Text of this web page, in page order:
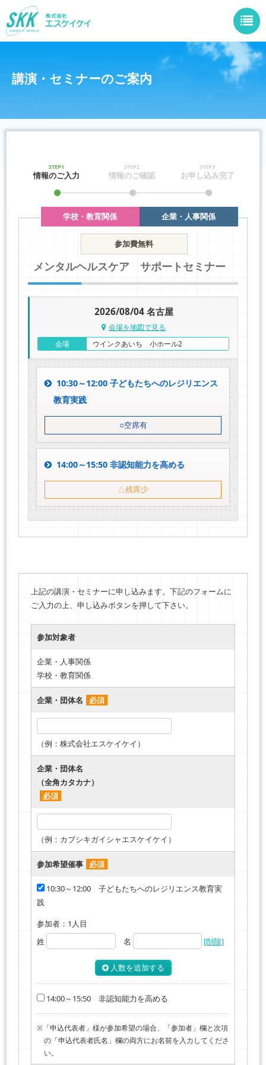
講演・セミナーのご案内
STEP1
情報のご入力
STEP2
情報のご確認
STEP3
お申し込み完了
参加費無料
企業・人事関係
学校・教育関係
メンタルヘルスケア サポートセミナー
2026/08/04 名古屋
会場を地図で見る
会場 ウインクあいち 小ホール2
10:30～12:00 子どもたちへのレジリエンス
教育実践
○空席有
14:00～15:50 非認知能力を高める
△残席少
上記の講演・セミナーに申し込みます。下記のフォームに
ご入力の上、申し込みボタンを押して下さい。
参加対象者
企業・人事関係
学校・教育関係
企業・団体名 必須
（例：株式会社エスケイケイ）
企業・団体名
（全角カタカナ）
必須
（例：カブシキガイシャエスケイケイ）
参加希望催事 必須
10:30～12:00 子どもたちへのレジリエンス教育実
践
参加者： 1 人目
姓
名 [削除]
人数を追加する
14:00～15:50 非認知能力を高める
※「申込代表者」様が参加希望の場合、「参加者」欄と次項
の「申込代表者氏名」欄の両方にお名前を入力してくださ
い。